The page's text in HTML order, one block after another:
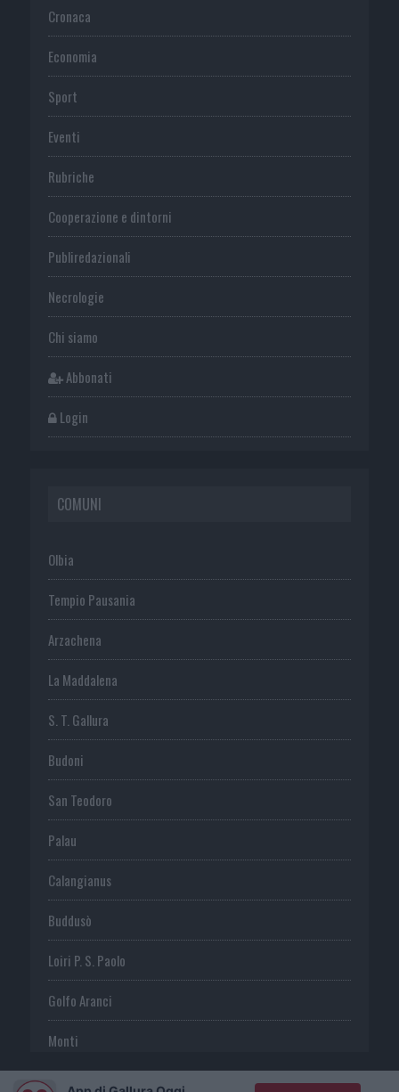
Cronaca
Economia
Sport
Eventi
Rubriche
Cooperazione e dintorni
Publiredazionali
Necrologie
Chi siamo
Abbonati
Login
COMUNI
Olbia
Tempio Pausania
Arzachena
La Maddalena
S. T. Gallura
Budoni
San Teodoro
Palau
Calangianus
Buddusò
Loiri P. S. Paolo
Golfo Aranci
Monti
Telti